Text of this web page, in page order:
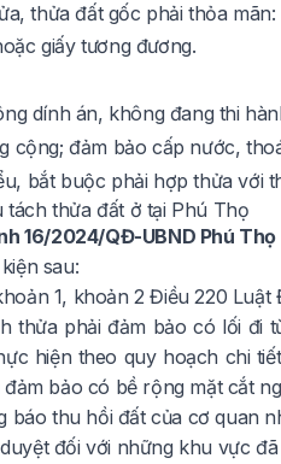
thửa đất gốc phải thỏa mãn:
giấy tương đương.
dính án, không đang thi
cộng; đảm bảo cấp nước,
bắt buộc phải hợp thửa với
tách thửa đất ở tại Phú Thọ
16/2024/QĐ-UBND Phú Thọ
sau:
1, khoản 2 Điều 220 Luật
thửa phải đảm bảo có lối đi
hiện theo quy hoạch chi
bảo có bề rộng mặt cắt
thu hồi đất của cơ quan
đối với những khu vực